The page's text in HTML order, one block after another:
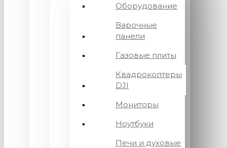
Оборудование
Варочные
панели
Газовые плиты
Квадрокоптеры
DJI
Мониторы
Ноутбуки
Печи и духовые